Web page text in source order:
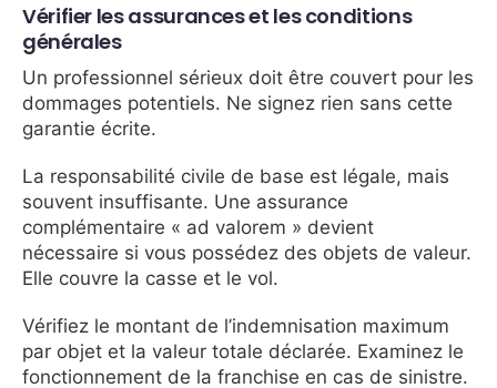
Vérifier les assurances et les conditions
générales
Un professionnel sérieux doit être couvert pour les
dommages potentiels. Ne signez rien sans cette
garantie écrite.
La responsabilité civile de base est légale, mais
souvent insuffisante. Une assurance
complémentaire « ad valorem » devient
nécessaire si vous possédez des objets de valeur.
Elle couvre la casse et le vol.
Vérifiez le montant de l’indemnisation maximum
par objet et la valeur totale déclarée. Examinez le
fonctionnement de la franchise en cas de sinistre.